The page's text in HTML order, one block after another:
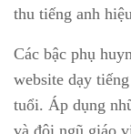
thu tiếng anh
Các bậc phụ
website dạy
tuổi. Áp dụng